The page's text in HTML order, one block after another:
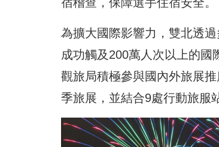
為擴大國際影響力，雙北透
成功觸及200萬人次以上的國
觀旅局積極參與國內外旅展
季旅展，並結合9處行動旅服